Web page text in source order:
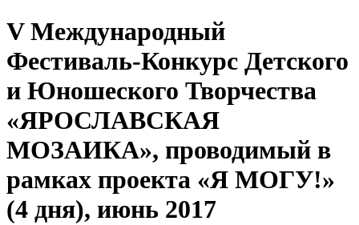
V Международный
Фестиваль-Конкурс Детского
и Юношеского Творчества
«ЯРОСЛАВСКАЯ
МОЗАИКА», проводимый в
рамках проекта «Я МОГУ!»
(4 дня), июнь 2017